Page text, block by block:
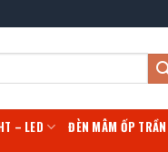
– LED ĐÈN MÂM ỐP TRẦN